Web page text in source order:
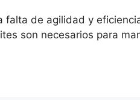
falta de agilidad y
son necesarios para